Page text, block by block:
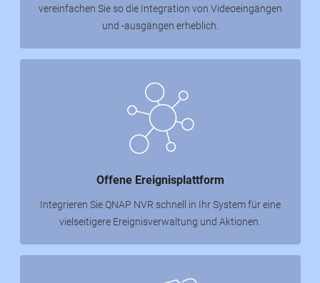
vereinfachen Sie so die Integration von Videoeingängen
und -ausgängen erheblich.
Offene Ereignisplattform
Integrieren Sie QNAP NVR schnell in Ihr System für eine
vielseitigere Ereignisverwaltung und Aktionen.